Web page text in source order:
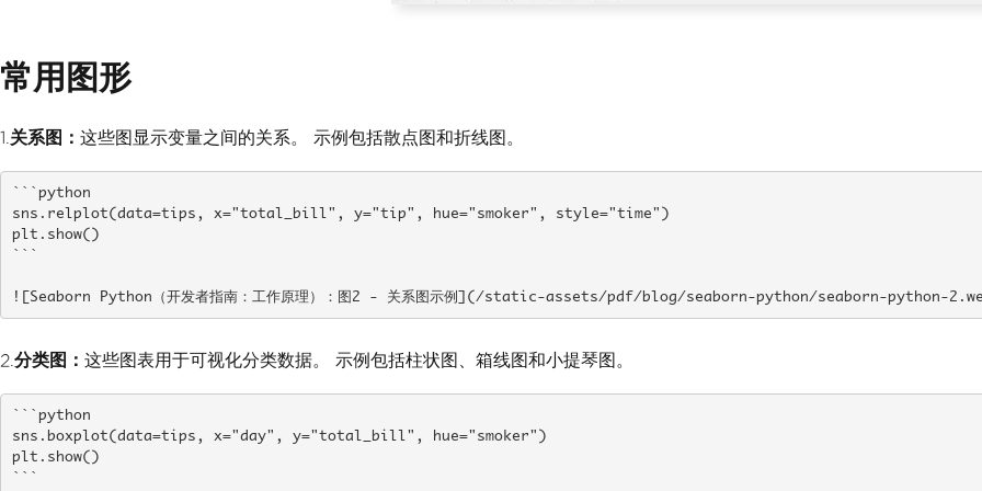
常用图形
1. 关系图： 这些图显示变量之间的关系。 示例包括散点图和折线图。
```python
sns.relplot(data=tips, x="total_bill", y="tip", hue="smoker", style="time")
plt.show()
```
![Seaborn Python（开发者指南：工作原理）：图2 - 关系图示例](/static-assets/pdf/blog/seaborn-python/seaborn-python-
2. 分类图： 这些图表用于可视化分类数据。 示例包括柱状图、箱线图和小提琴图。
```python
sns.boxplot(data=tips, x="day", y="total_bill", hue="smoker")
plt.show()
```